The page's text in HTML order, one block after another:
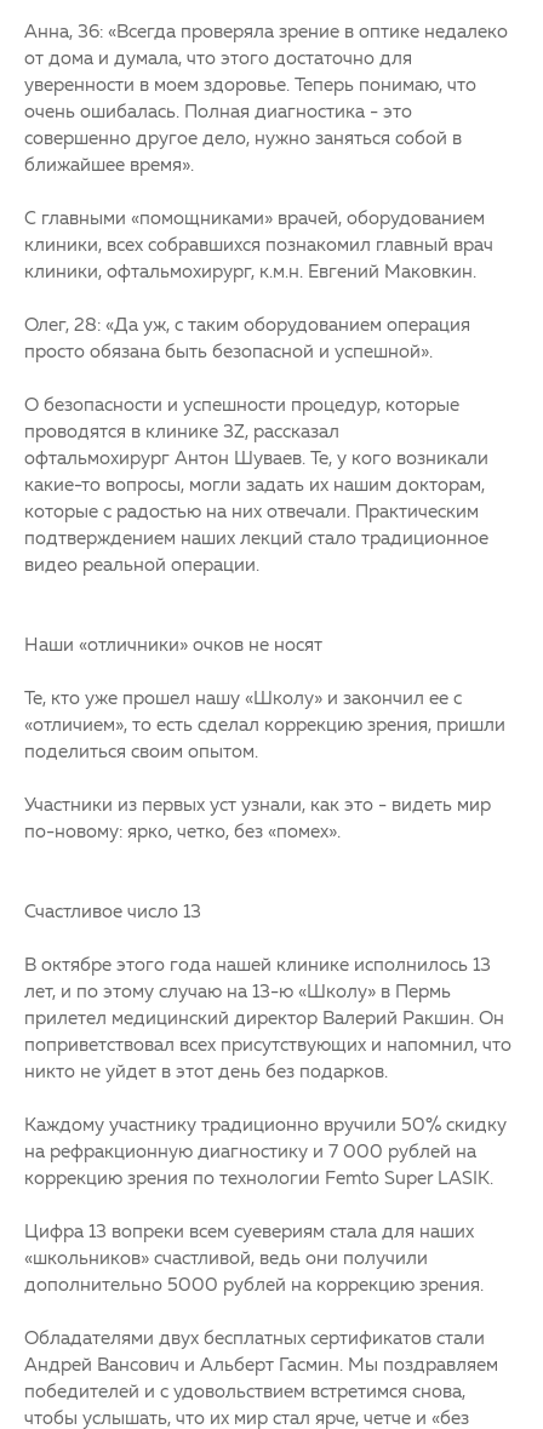
Анна, 36: «Всегда проверяла зрение в оптике недалеко
от дома и думала, что этого достаточно для
уверенности в моем здоровье. Теперь понимаю, что
очень ошибалась. Полная диагностика - это
совершенно другое дело, нужно заняться собой в
ближайшее время».
С главными «помощниками» врачей, оборудованием
клиники, всех собравшихся познакомил главный врач
клиники, офтальмохирург, к.м.н. Евгений Маковкин.
Олег, 28: «Да уж, с таким оборудованием операция
просто обязана быть безопасной и успешной».
О безопасности и успешности процедур, которые
проводятся в клинике 3Z, рассказал
офтальмохирург Антон Шуваев. Те, у кого возникали
какие-то вопросы, могли задать их нашим докторам,
которые с радостью на них отвечали. Практическим
подтверждением наших лекций стало традиционное
видео реальной операции.
Наши «отличники» очков не носят
Те, кто уже прошел нашу «Школу» и закончил ее с
«отличием», то есть сделал коррекцию зрения, пришли
поделиться своим опытом.
Участники из первых уст узнали, как это - видеть мир
по-новому: ярко, четко, без «помех».
Счастливое число 13
В октябре этого года нашей клинике исполнилось 13
лет, и по этому случаю на 13-ю «Школу» в Пермь
прилетел медицинский директор Валерий Ракшин. Он
поприветствовал всех присутствующих и напомнил, что
никто не уйдет в этот день без подарков.
Каждому участнику традиционно вручили 50% скидку
на рефракционную диагностику и 7 000 рублей на
коррекцию зрения по технологии Femto Super LASIK.
Цифра 13 вопреки всем суевериям стала для наших
«школьников» счастливой, ведь они получили
дополнительно 5000 рублей на коррекцию зрения.
Обладателями двух бесплатных сертификатов стали
Андрей Вансович и Альберт Гасмин. Мы поздравляем
победителей и с удовольствием встретимся снова,
чтобы услышать, что их мир стал ярче, четче и «без